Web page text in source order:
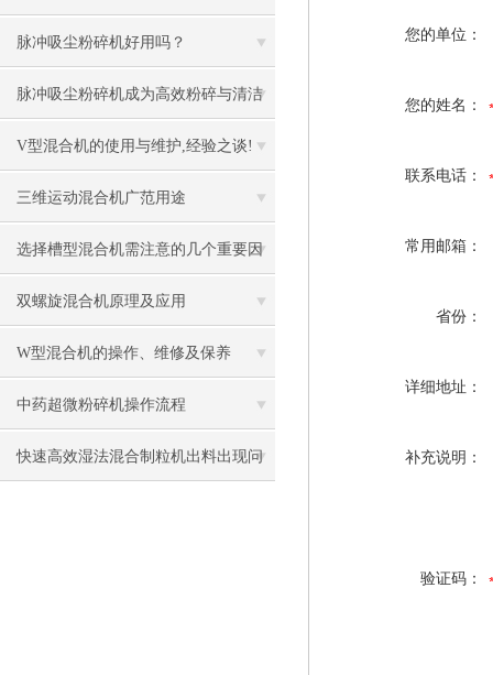
脉冲吸尘粉碎机好用吗？
脉冲吸尘粉碎机成为高效粉碎与清洁
的得力助手
V型混合机的使用与维护,经验之谈!
三维运动混合机广范用途
选择槽型混合机需注意的几个重要因
素
双螺旋混合机原理及应用
W型混合机的操作、维修及保养
中药超微粉碎机操作流程
快速高效湿法混合制粒机出料出现问
您的单位：
您的姓名：
联系电话：
常用邮箱：
省份：
详细地址：
补充说明：
验证码：